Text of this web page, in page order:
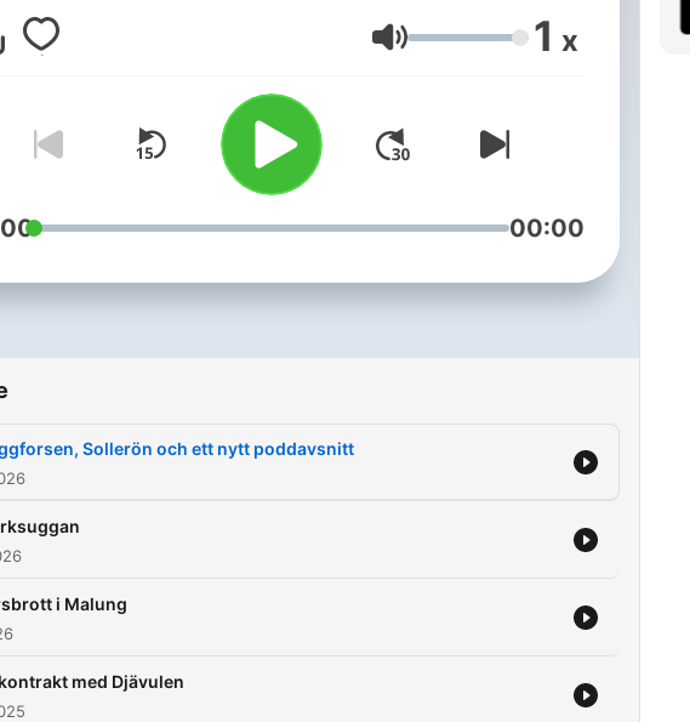
väsen och kallblodiga mördare
men även lära oss mer om
äldre tiders folktro och skrock.
Vissa avsnitt är ren och klar
faktiskt historia, medan andra
för oss in i ett magiskt
gränsland där sanningen inte
Glasnoća 1 x
00:00
Sollerön och ett nytt poddavsnitt
i Malung
med Djävulen